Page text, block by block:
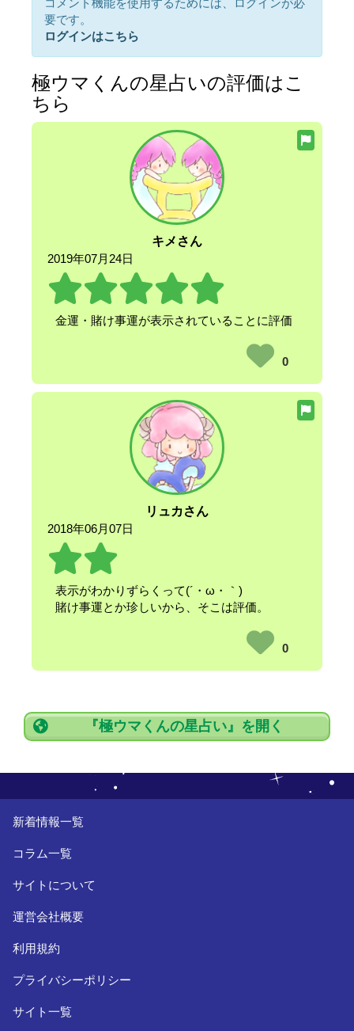
コメント機能を使用するためには、ログインが必
要です。
ログインはこちら
極ウマくんの星占いの評価はこ
ちら
キメさん
2019年07月24日
金運・賭け事運が表示されていることに評価
0
リュカさん
2018年06月07日
表示がわかりずらくって(´・ω・｀)
賭け事運とか珍しいから、そこは評価。
0
『極ウマくんの星占い』を開く
新着情報一覧
コラム一覧
サイトについて
運営会社概要
利用規約
プライバシーポリシー
サイト一覧